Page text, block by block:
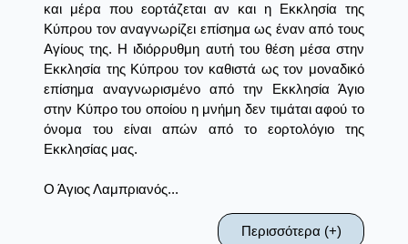
και μέρα που εορτάζεται αν και η Εκκλησία της
Κύπρου τον αναγνωρίζει επίσημα ως έναν από τους
Αγίους της. Η ιδιόρρυθμη αυτή του θέση μέσα στην
Εκκλησία της Κύπρου τον καθιστά ως τον μοναδικό
επίσημα αναγνωρισμένο από την Εκκλησία Άγιο
στην Κύπρο του οποίου η μνήμη δεν τιμάται αφού το
όνομα του είναι απών από το εορτολόγιο της
Εκκλησίας μας.
Ο Άγιος Λαμπριανός...
Περισσότερα (+)